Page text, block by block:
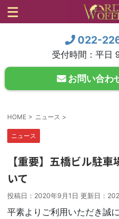
お問い合わ
022-
受付時間：平日
HOME > ニュース >
ニュース
【重要】五橋ビル駐
いて
投稿日：2020年9月1日 更新日：
平素よりご利用いただき誠